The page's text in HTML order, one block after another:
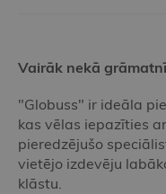
Vairāk nekā
"Globuss" ir ideāla
kas vēlas iepazīties
pieredzējušo
vietējo izdevēju
klāstu.